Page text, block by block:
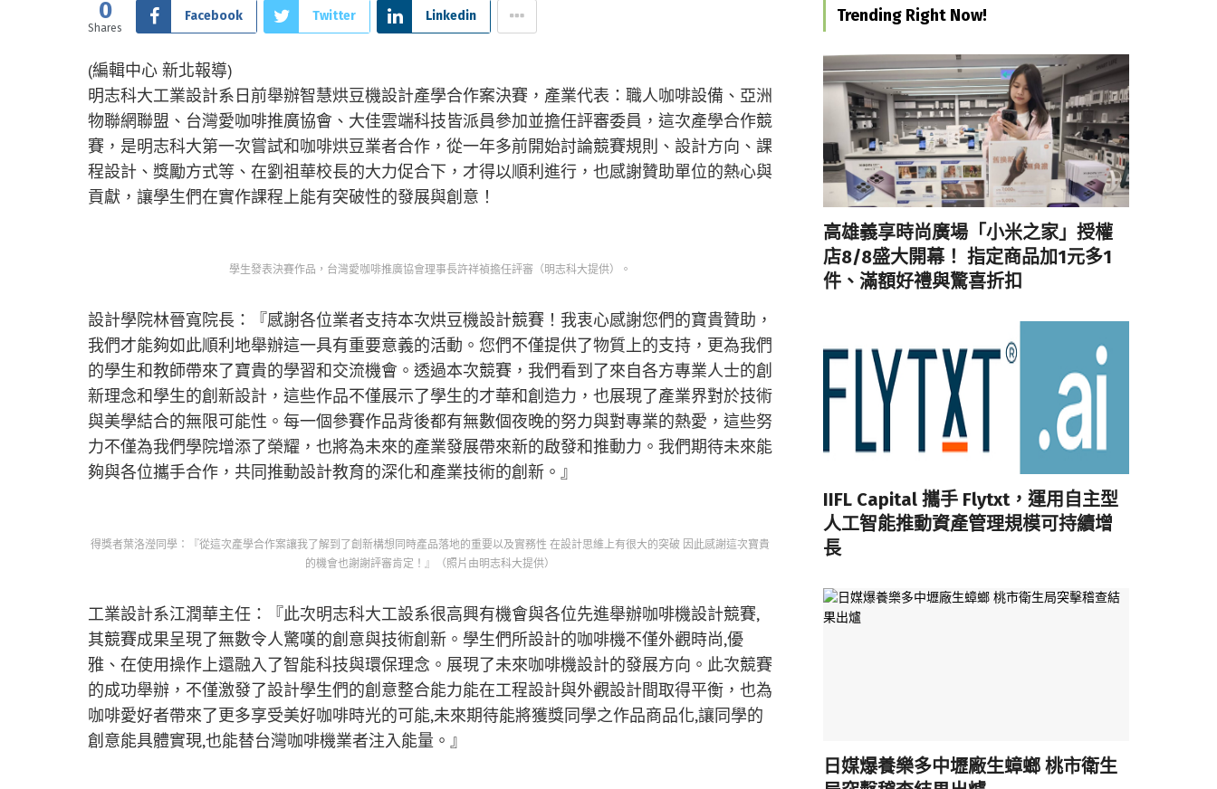
0
Shares
Facebook Twitter Linkedin
(編輯中心 新北報導)
明志科大工業設計系日前舉辦智慧烘豆機設計產學合作案決賽，產業代表：職人咖啡設備、亞洲
物聯網聯盟、台灣愛咖啡推廣協會、大佳雲端科技皆派員參加並擔任評審委員，這次產學合作競
賽，是明志科大第一次嘗試和咖啡烘豆業者合作，從一年多前開始討論競賽規則、設計方向、課
程設計、獎勵方式等、在劉祖華校長的大力促合下，才得以順利進行，也感謝贊助單位的熱心與
貢獻，讓學生們在實作課程上能有突破性的發展與創意！
學生發表決賽作品，台灣愛咖啡推廣協會理事長許祥禎擔任評審（明志科大提供）。
設計學院林晉寬院長：『感謝各位業者支持本次烘豆機設計競賽！我衷心感謝您們的寶貴贊助，
我們才能夠如此順利地舉辦這一具有重要意義的活動。您們不僅提供了物質上的支持，更為我們
的學生和教師帶來了寶貴的學習和交流機會。透過本次競賽，我們看到了來自各方專業人士的創
新理念和學生的創新設計，這些作品不僅展示了學生的才華和創造力，也展現了產業界對於技術
與美學結合的無限可能性。每一個參賽作品背後都有無數個夜晚的努力與對專業的熱愛，這些努
力不僅為我們學院增添了榮耀，也將為未來的產業發展帶來新的啟發和推動力。我們期待未來能
夠與各位攜手合作，共同推動設計教育的深化和產業技術的創新。』
得獎者葉洛瀅同學：『從這次產學合作案讓我了解到了創新構想同時產品落地的重要以及實務性 在設計思維上有很大的突破 因此感謝這次寶貴
的機會也謝謝評審肯定！』（照片由明志科大提供）
工業設計系江潤華主任：『此次明志科大工設系很高興有機會與各位先進舉辦咖啡機設計競賽,
其競賽成果呈現了無數令人驚嘆的創意與技術創新。學生們所設計的咖啡機不僅外觀時尚,優
雅、在使用操作上還融入了智能科技與環保理念。展現了未來咖啡機設計的發展方向。此次競賽
的成功舉辦，不僅激發了設計學生們的創意整合能力能在工程設計與外觀設計間取得平衡，也為
咖啡愛好者帶來了更多享受美好咖啡時光的可能,未來期待能將獲獎同學之作品商品化,讓同學的
創意能具體實現,也能替台灣咖啡機業者注入能量。』
Trending Right Now!
高雄義享時尚廣場「小米之家」授權
店8/8盛大開幕！ 指定商品加1元多1
件、滿額好禮與驚喜折扣
IIFL Capital 攜手 Flytxt，運用自主型
人工智能推動資產管理規模可持續增
長
日媒爆養樂多中壢廠生蟑螂 桃市衛生